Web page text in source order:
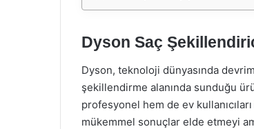
Dyson Saç
Dyson, teknoloji dünyasında
şekillendirme alanında sunduğu
profesyonel hem de ev
mükemmel sonuçlar elde etmeyi